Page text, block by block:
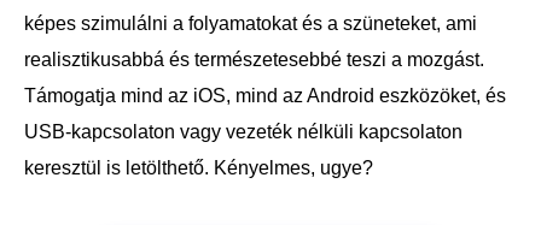
képes szimulálni a folyamatokat és a szüneteket, ami
realisztikusabbá és természetesebbé teszi a mozgást.
Támogatja mind az iOS, mind az Android eszközöket, és
USB-kapcsolaton vagy vezeték nélküli kapcsolaton
keresztül is letölthető. Kényelmes, ugye?